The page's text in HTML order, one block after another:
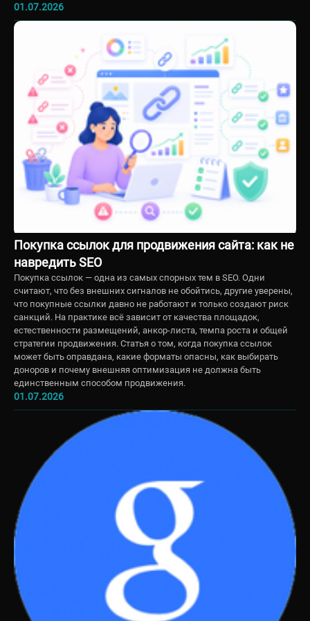
01.07.2026
Покупка ссылок для продвижения сайта: как не
навредить SEO
Покупка ссылок — одна из самых спорных тем в SEO. Одни
считают, что без внешних сигналов не обойтись, другие уверены,
что покупные ссылки давно не работают и только создают риск
санкций. На практике всё зависит от качества площадок,
естественности размещений, анкор-листа, темпа роста и общей
стратегии продвижения. Статья о том, когда покупка ссылок
может быть оправдана, какие форматы опасны, как выбирать
доноров и почему внешняя оптимизация не должна быть
единственным способом продвижения.
01.07.2026